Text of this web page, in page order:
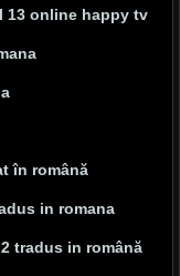
13 online happy tv
în română
in romana
tradus in română